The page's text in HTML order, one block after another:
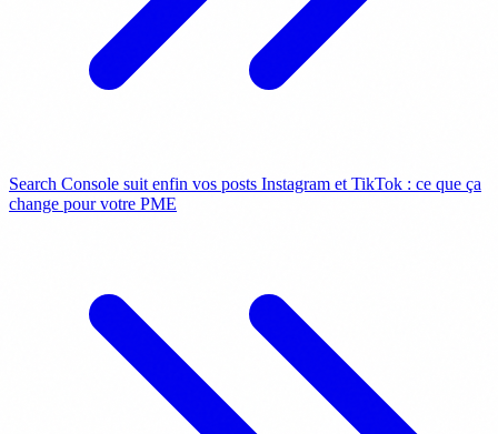
Search Console suit enfin vos posts Instagram et TikTok : ce que ça
change pour votre PME